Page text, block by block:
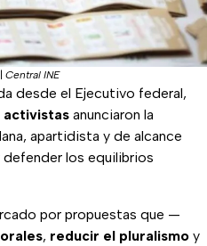
Central INE
desde el Ejecutivo federal,
activistas anunciaron la
apartidista y de alcance
defender los equilibrios
por propuestas que —
, reducir el pluralismo y